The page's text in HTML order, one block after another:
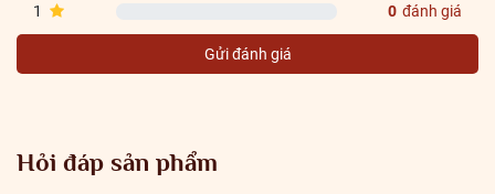
1 0 đánh giá
Gửi đánh giá
Hỏi đáp sản phẩm